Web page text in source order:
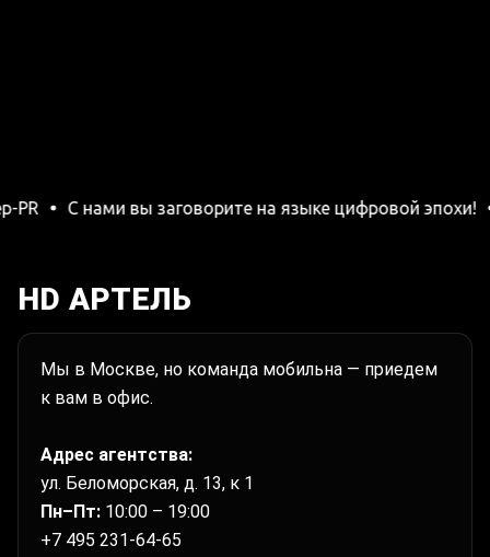
С нами вы заговорите на языке цифровой эпохи!
HD АРТЕЛЬ
Мы в Москве, но команда мобильна — приедем
к вам в офис.
Адрес агентства:
ул. Беломорская, д. 13, к 1
Пн–Пт: 10:00 – 19:00
+7 495 231-64-65